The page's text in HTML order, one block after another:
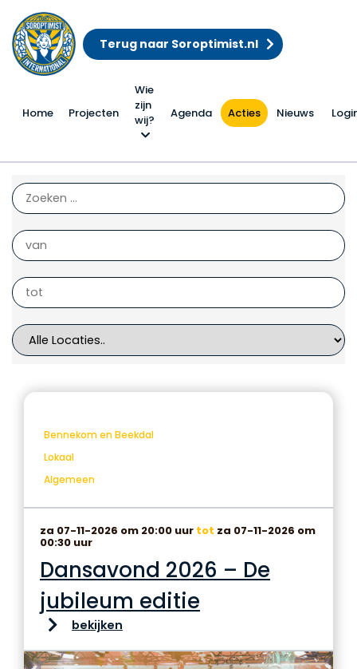
Terug naar Soroptimist.nl
Home Projecten
Wie
zijn
wij?
Agenda Acties Nieuws
Alle acties
Bennekom en Beekdal
Lokaal
Algemeen
za 07-11-2026 om 20:00 uur tot za 07-11-2026 om
00:30 uur
Dansavond 2026 – De
jubileum editie
bekijken